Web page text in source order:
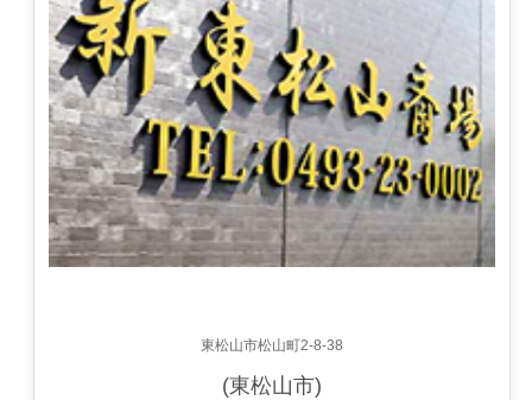
東松山市松山町2-8-38
(東松山市)